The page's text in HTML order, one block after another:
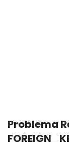
Problema